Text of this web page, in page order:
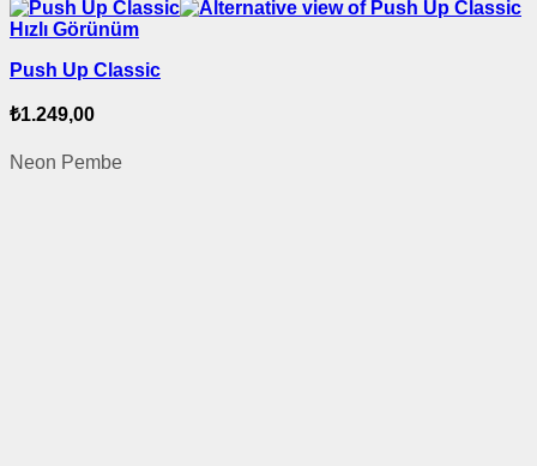
Hızlı Görünüm
Push Up Classic
₺1.249,00
Neon Pembe